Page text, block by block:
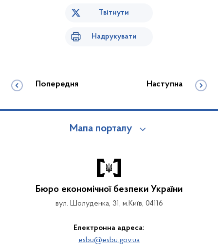
Твітнути
Надрукувати
Попередня Наступна
Мапа порталу
Бюро економічної безпеки України
вул. Шолуденка, 31, м.Київ, 04116
Електронна адреса:
esbu@esbu.gov.ua